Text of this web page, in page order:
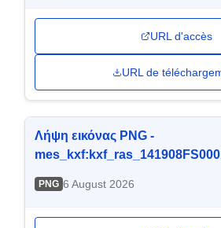
URL d'accès
URL de
Λήψη εικόνας PNG -
PNG 6 August 2026